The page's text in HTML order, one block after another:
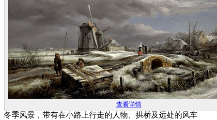
查看详情
冬季风景，带有在小路上行走的人物、拱桥及远处的风车